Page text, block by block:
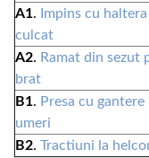
A1.
Impins cu
culcat
A2. Ramat din sezut
brat
B1. Presa cu
umeri
B2. Tractiuni la